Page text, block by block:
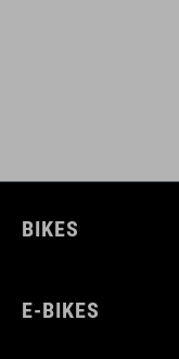
BIKES
E-BIKES